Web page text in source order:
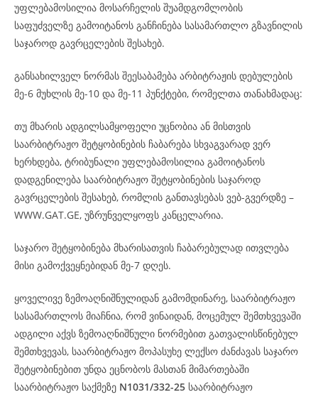
უფლებამოსილია მოსარჩელის შუამდგომლობის
საფუძველზე გამოიტანოს განჩინება სასამართლო გზავნილის
საჯაროდ გავრცელების შესახებ.
განსახილველ ნორმას შეესაბამება არბიტრაჟის დებულების
მე-6 მუხლის მე-10 და მე-11 პუნქტები, რომელთა თანახმადაც:
თუ მხარის ადგილსამყოფელი უცნობია ან მისთვის
საარბიტრაჟო შეტყობინების ჩაბარება სხვაგვარად ვერ
ხერხდება, ტრიბუნალი უფლებამოსილია გამოიტანოს
დადგენილება საარბიტრაჟო შეტყობინების საჯაროდ
გავრცელების შესახებ, რომლის განთავსებას ვებ-გვერდზე –
WWW.GAT.GE, უზრუნველყოფს კანცელარია.
საჯარო შეტყობინება მხარისათვის ჩაბარებულად ითვლება
მისი გამოქვეყნებიდან მე-7 დღეს.
ყოველივე ზემოაღნიშნულიდან გამომდინარე, საარბიტრაჟო
სასამართლოს მიაჩნია, რომ ვინაიდან, მოცემულ შემთხვევაში
ადგილი აქვს ზემოაღნიშნული ნორმებით გათვალისწინებულ
შემთხვევას, საარბიტრაჟო მოპასუხე ლექსო ძანძავას საჯარო
შეტყობინებით უნდა ეცნობოს მასთან მიმართებაში
საარბიტრაჟო საქმეზე N1031/332-25 საარბიტრაჟო